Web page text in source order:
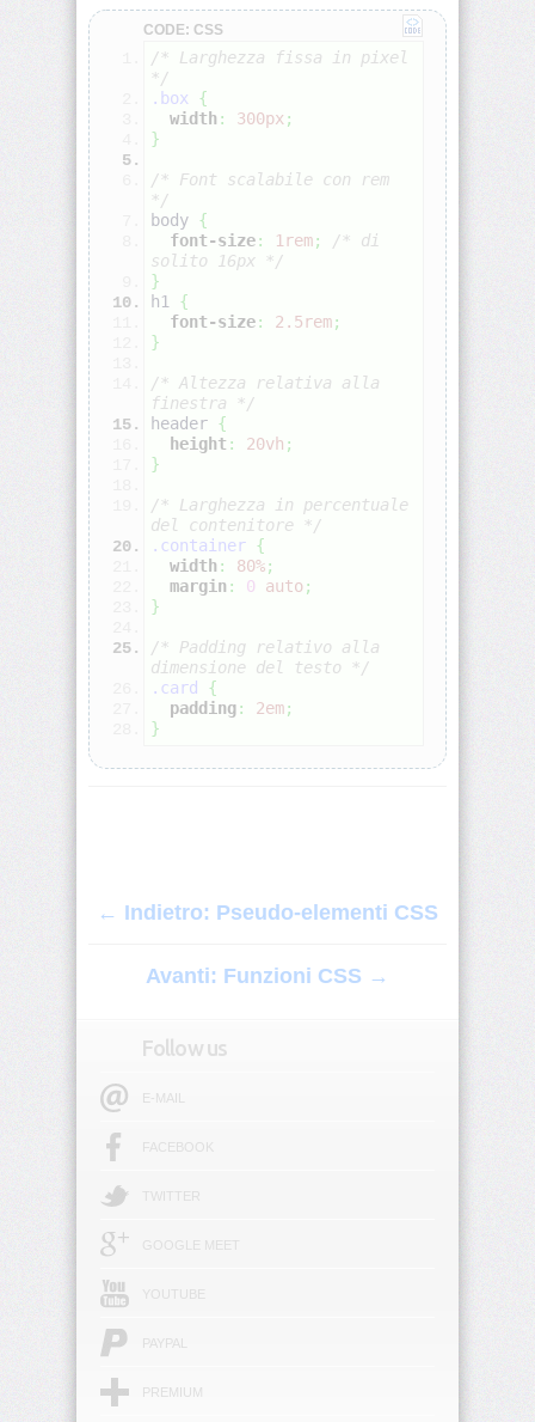
background-
blend-
mode
background-
clip
background-
color
background-
image
background-
origin
background-
position
background-
position-
background-
position-
background-
repeat
background-
border-
border-
block-
color
border-
style
CODE: CSS
/* Larghezza fissa in pixel
*/
.box
{
width : 300px ;
}
/* Font scalabile con rem
*/
body {
font-size: 1rem;
/* di
solito 16px */
}
h1 {
font-size: 2.5rem;
}
/* Altezza relativa alla
finestra */
header {
height : 20vh ;
}
/* Larghezza in percentuale
del contenitore */
.container {
width : 80%;
margin : 0 auto ;
}
/* Padding relativo alla
dimensione del testo */
.card
{
padding: 2em;
}
← Indietro: Pseudo-elementi CSS
Avanti: Funzioni CSS →
Follow us
E-MAIL
FACEBOOK
TWITTER
GOOGLE MEET
YOUTUBE
PAYPAL
PREMIUM